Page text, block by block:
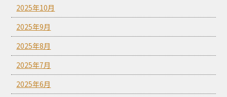
2025年10月
2025年9月
2025年8月
2025年7月
2025年6月